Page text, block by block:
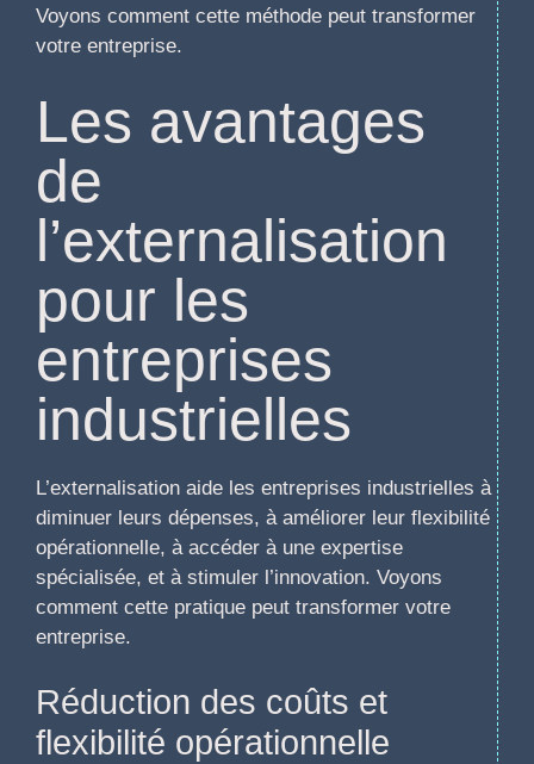
Voyons comment cette méthode peut transformer
votre entreprise.
Les avantages
de
l’externalisation
pour les
entreprises
industrielles
L’externalisation aide les entreprises industrielles à
diminuer leurs dépenses, à améliorer leur flexibilité
opérationnelle, à accéder à une expertise
spécialisée, et à stimuler l’innovation. Voyons
comment cette pratique peut transformer votre
entreprise.
Réduction des coûts et
flexibilité opérationnelle